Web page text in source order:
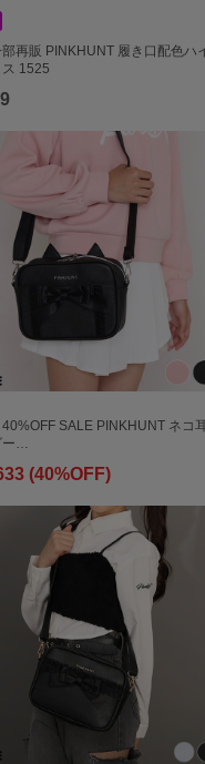
再販 PINKHUNT 履き口配色ハ
ス 1525
SALE PINKHUNT ネコ
ー…
(40%OFF)